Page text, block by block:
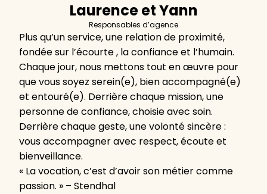
Laurence et Yann
Responsables d’agence
Plus qu’un service, une relation de proximité,
fondée sur l’écourte , la confiance et l’humain.
Chaque jour, nous mettons tout en œuvre pour
que vous soyez serein(e), bien accompagné(e)
et entouré(e). Derrière chaque mission, une
personne de confiance, choisie avec soin.
Derrière chaque geste, une volonté sincère :
vous accompagner avec respect, écoute et
bienveillance.
« La vocation, c’est d’avoir son métier comme
passion. » – Stendhal